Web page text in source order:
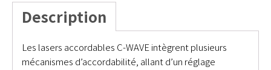
Description
Les lasers accordables C-WAVE intègrent plusieurs
mécanismes d’accordabilité, allant d’un réglage